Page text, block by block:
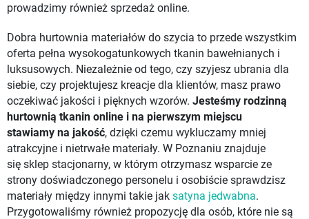
prowadzimy również sprzedaż online.
Dobra hurtownia materiałów do szycia to przede wszystkim
oferta pełna wysokogatunkowych tkanin bawełnianych i
luksusowych. Niezależnie od tego, czy szyjesz ubrania dla
siebie, czy projektujesz kreacje dla klientów, masz prawo
oczekiwać jakości i pięknych wzorów. Jesteśmy rodzinną
hurtownią tkanin online i na pierwszym miejscu
stawiamy na jakość, dzięki czemu wykluczamy mniej
atrakcyjne i nietrwałe materiały. W Poznaniu znajduje
się sklep stacjonarny, w którym otrzymasz wsparcie ze
strony doświadczonego personelu i osobiście sprawdzisz
materiały między innymi takie jak satyna jedwabna.
Przygotowaliśmy również propozycję dla osób, które nie są